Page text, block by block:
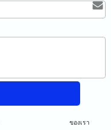
โยบายความเป็นส่วนตัว ของเรา